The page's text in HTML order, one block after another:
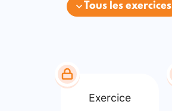
Tous les exercices
Exercice